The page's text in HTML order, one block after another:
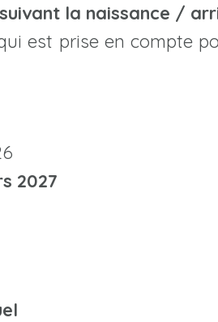
la naissance /
est prise en compte
2027